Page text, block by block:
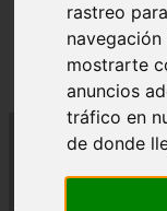
rastreo
mostrarte
anuncios
tráfico en
de donde
En África
moléculas de